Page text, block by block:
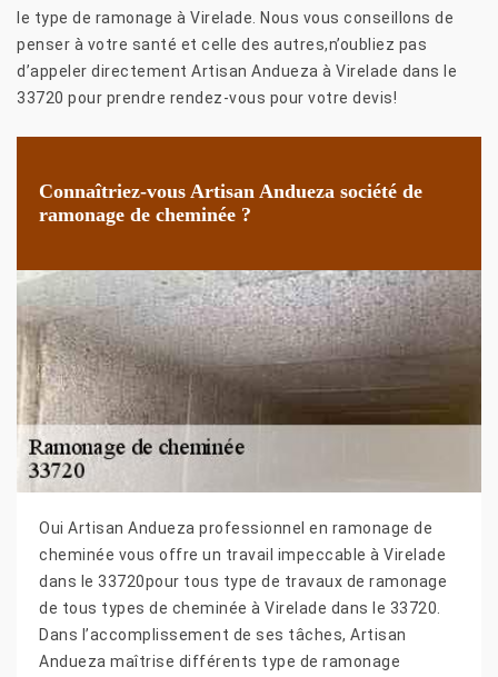
le type de ramonage à Virelade. Nous vous conseillons de
penser à votre santé et celle des autres,n’oubliez pas
d’appeler directement Artisan Andueza à Virelade dans le
33720 pour prendre rendez-vous pour votre devis!
Connaîtriez-vous Artisan Andueza société de
ramonage de cheminée ?
Oui Artisan Andueza professionnel en ramonage de
cheminée vous offre un travail impeccable à Virelade
dans le 33720pour tous type de travaux de ramonage
de tous types de cheminée à Virelade dans le 33720.
Dans l’accomplissement de ses tâches, Artisan
Andueza maîtrise différents type de ramonage